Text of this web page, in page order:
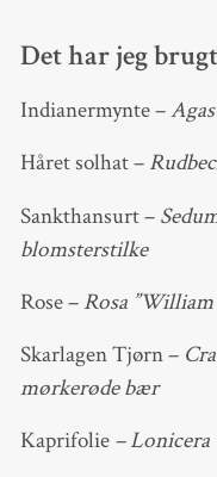
Det har jeg
Indianermynte –
Håret solhat –
Sankthansurt –
blomsterstilke
Rose – Rosa
Skarlagen Tjørn –
mørkerøde bær
Kaprifolie – Lonicera